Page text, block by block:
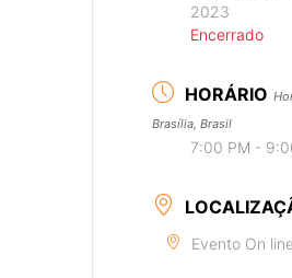
2023
Encerrado
HORÁRIO
Brasília, Brasil
7:00 PM -
Evento On